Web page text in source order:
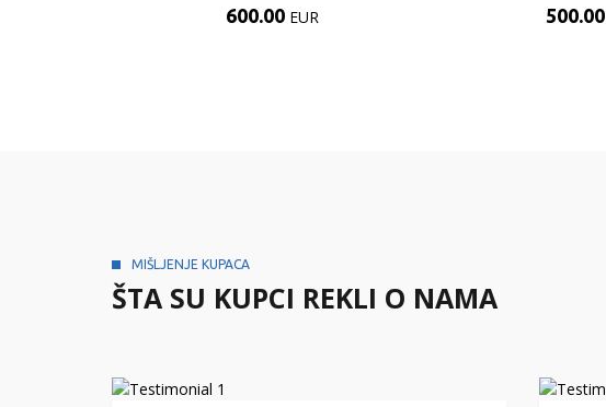
600.00 EUR 500.00
MIŠLJENJE KUPACA
ŠTA SU KUPCI REKLI O NAMA